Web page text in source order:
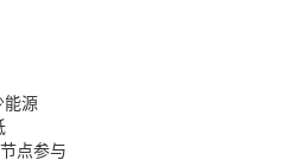
能源
点参与